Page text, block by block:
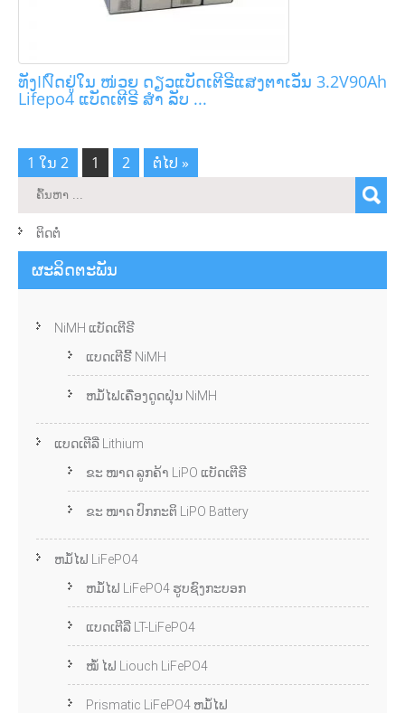
ທັງINົດຢູ່ໃນ ໜ່ວຍ ດຽວແບັດເຕີຣີແສງຕາເວັນ 3.2V90Ah
Lifepo4 ແບັດເຕີຣີ ສຳ ລັບ ...
1 ໃນ 2 1 2 ຕໍ່ໄປ »
ຕິດຕໍ່
ຜະລິດຕະພັນ
NiMH ແບັດເຕີຣີ
ແບດເຕີຣີ້ NiMH
ຫມໍ້ໄຟເຄື່ອງດູດຝຸ່ນ NiMH
ແບດເຕີລີ່ Lithium
ຂະ ໜາດ ລູກຄ້າ LiPO ແບັດເຕີຣີ
ຂະ ໜາດ ປົກກະຕິ LiPO Battery
ຫມໍ້ໄຟ LiFePO4
ຫມໍ້ໄຟ LiFePO4 ຮູບຊົງກະບອກ
ແບດເຕີລີ່ LT-LiFePO4
ໝໍ້ ໄຟ Liouch LiFePO4
Prismatic LiFePO4 ຫມໍ້ໄຟ